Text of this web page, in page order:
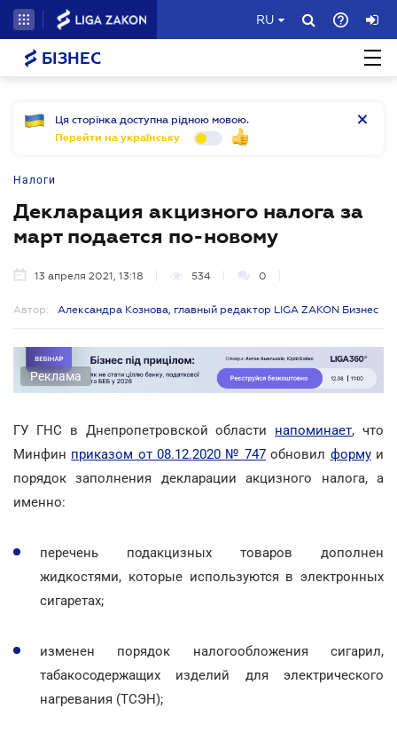
RU
БІЗНЕС
Ця сторінка доступна рідною мовою.
Перейти на українську
Налоги
Декларация акцизного налога за
март подается по-новому
13 апреля 2021, 13:18 534 0
Автор: Александра Кознова, главный редактор LIGA ZAKON Бизнес
Реклама
ГУ ГНС в Днепропетровской области напоминает, что
Минфин приказом от 08.12.2020 № 747 обновил формуи
порядок заполнения декларации акцизного налога, а
именно:
перечень подакцизных товаров дополнен
жидкостями, которые используются в электронных
сигаретах;
изменен порядок налогообложения сигарил,
табакосодержащих изделий для электрического
нагревания (ТСЭН);